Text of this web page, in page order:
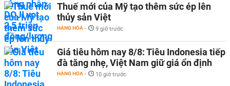
Thuế mới của Mỹ tạo thêm sức ép lên
thủy sản Việt
HÀNG HÓA - 9 giờ trước
Giá tiêu hôm nay 8/8: Tiêu Indonesia tiếp
đà tăng nhẹ, Việt Nam giữ giá ổn định
HÀNG HÓA - 10 giờ trước